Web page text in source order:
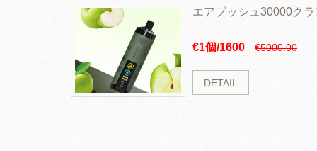
エアプッシュ30000ク
€1個/1600 €5000.00
DETAIL